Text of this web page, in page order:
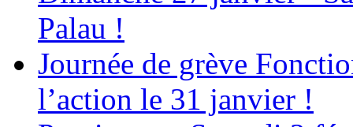
Palau !
Journée de grève
l’action le 31 janvier !